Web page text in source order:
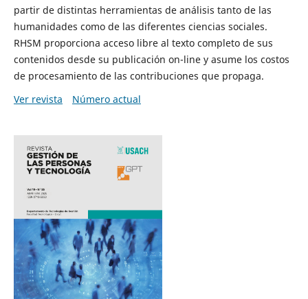
partir de distintas herramientas de análisis tanto de las
humanidades como de las diferentes ciencias sociales.
RHSM proporciona acceso libre al texto completo de sus
contenidos desde su publicación on-line y asume los costos
de procesamiento de las contribuciones que propaga.
Ver revista
Número actual